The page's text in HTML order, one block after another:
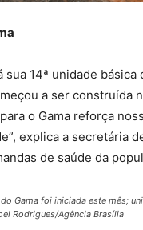
sua 14ª unidade
a ser construída
o Gama reforça
explica a secretária
de saúde da
Gama foi iniciada este mês;
Rodrigues/Agência Brasília